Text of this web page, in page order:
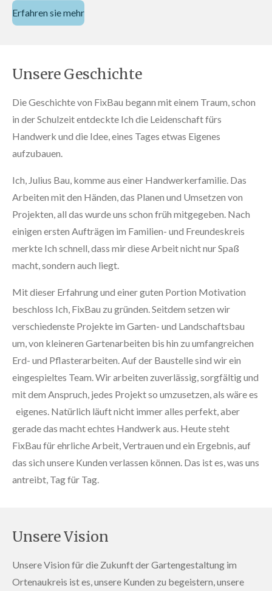
Erfahren sie mehr
Unsere Geschichte
Die Geschichte von FixBau begann mit einem Traum, schon
in der Schulzeit entdeckte Ich die Leidenschaft fürs
Handwerk und die Idee, eines Tages etwas Eigenes
aufzubauen.
Ich, Julius Bau, kommeaus einer Handwerkerfamilie. Das
Arbeiten mit den Händen, das Planen und Umsetzen von
Projekten, all das wurde uns schon früh mitgegeben. Nach
einigen ersten Aufträgen im Familien- und Freundeskreis
merkte Ich schnell, dass mir diese Arbeit nicht nur Spaß
macht, sondern auch liegt.
Mit dieser Erfahrung und einer guten Portion Motivation
beschloss Ich, FixBau zu gründen. Seitdem setzen wir
verschiedenste Projekte im Garten- und Landschaftsbau
um, von kleineren Gartenarbeiten bis hin zu umfangreichen
Erd- und Pflasterarbeiten.Auf der Baustelle sind wir ein
eingespieltes Team. Wir arbeiten zuverlässig, sorgfältig und
mit dem Anspruch, jedes Projekt so umzusetzen, als wäre es
eigenes. Natürlich läuft nicht immer alles perfekt, aber
gerade das macht echtes Handwerk aus. Heute steht
FixBau für ehrliche Arbeit, Vertrauen und ein Ergebnis, auf
das sich unsere Kunden verlassen können. Das ist es, was uns
antreibt, Tag für Tag.
Unsere Vision
Unsere Vision für die Zukunft der Gartengestaltung im
Ortenaukreis ist es, unsere Kunden zu begeistern, unsere